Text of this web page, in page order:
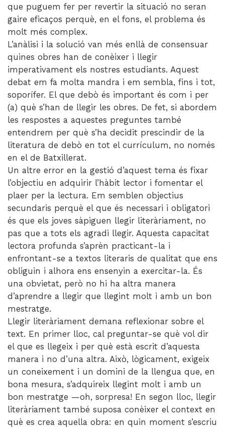
que puguem fer per revertir la situació no seran
gaire eficaços perquè, en el fons, el problema és
molt més complex.
L’anàlisi i la solució van més enllà de consensuar
quines obres han de conèixer i llegir
imperativament els nostres estudiants. Aquest
debat em fa molta mandra i em sembla, fins i tot,
soporífer. El que debò és important és com i per
(a) què s’han de llegir les obres. De fet, si abordem
les respostes a aquestes preguntes també
entendrem per què s’ha decidit prescindir de la
literatura de debò en tot el currículum, no només
en el de Batxillerat.
Un altre error en la gestió d’aquest tema és fixar
l’objectiu en adquirir l’hàbit lector i fomentar el
plaer per la lectura. Em semblen objectius
secundaris perquè el que és necessari i obligatori
és que els joves sàpiguen llegir literàriament, no
pas que a tots els agradi llegir. Aquesta capacitat
lectora profunda s’aprèn practicant-la i
enfrontant-se a textos literaris de qualitat que ens
obliguin i alhora ens ensenyin a exercitar-la. És
una obvietat, però no hi ha altra manera
d’aprendre a llegir que llegint molt i amb un bon
mestratge.
Llegir literàriament demana reflexionar sobre el
text. En primer lloc, cal preguntar-se què vol dir
el que es llegeix i per què està escrit d’aquesta
manera i no d’una altra. Això, lògicament, exigeix
un coneixement i un domini de la llengua que, en
bona mesura, s’adquireix llegint molt i amb un
bon mestratge —oh, sorpresa! En segon lloc, llegir
literàriament també suposa conèixer el context en
què es crea aquella obra: en quin moment s’escriu